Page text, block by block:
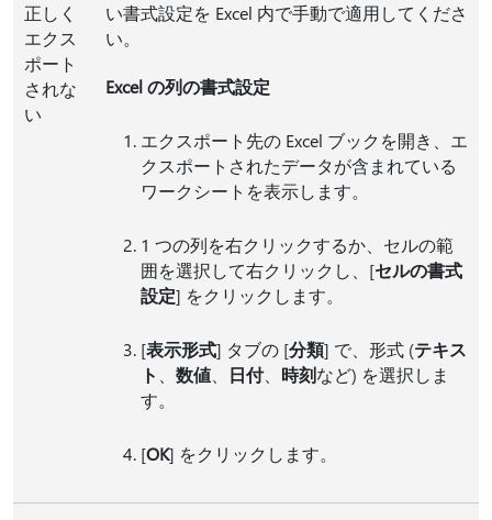
正しく
エクス
ポート
されな
い
い書式設定を Excel 内で手動で適用してくださ
い。
Excel の列の書式設定
エクスポート先の Excel ブックを開き、エ
クスポートされたデータが含まれている
ワークシートを表示します。
1 つの列を右クリックするか、セルの範
囲を選択して右クリックし、[セルの書式
設定] をクリックします。
[表示形式] タブの [分類] で、形式 (テキス
ト
数値 日付、 時刻など) を選択しま
す。
[OK] をクリックします。